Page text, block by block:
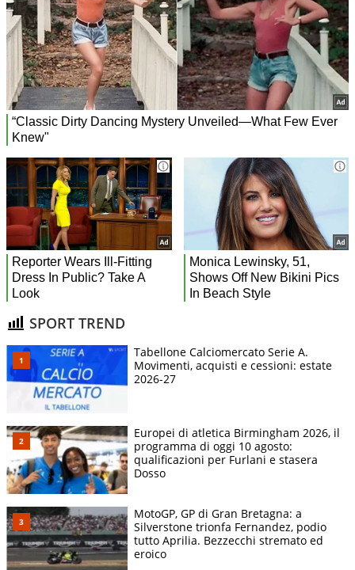
SPORT TREND
Tabellone Calciomercato Serie A.
Movimenti, acquisti e cessioni: estate
2026-27
Europei di atletica Birmingham 2026, il
programma di oggi 10 agosto:
qualificazioni per Furlani e stasera
Dosso
MotoGP, GP di Gran Bretagna: a
Silverstone trionfa Fernandez, podio
tutto Aprilia. Bezzecchi stremato ed
eroico